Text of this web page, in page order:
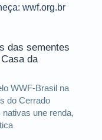
das sementes
da
WWF-Brasil na
do Cerrado
une renda,